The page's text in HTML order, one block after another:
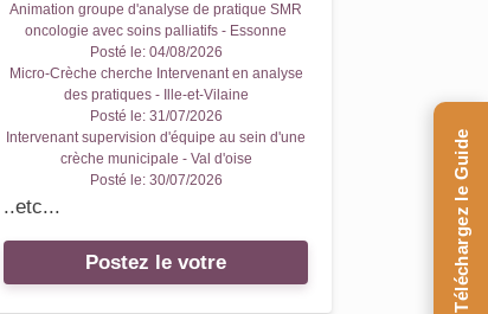
Animation groupe d'analyse de pratique SMR
oncologie avec soins palliatifs - Essonne
Posté le: 04/08/2026
Micro-Crèche cherche Intervenant en analyse
des pratiques - Ille-et-Vilaine
Posté le: 31/07/2026
Intervenant supervision d'équipe au sein d'une
crèche municipale - Val d'oise
Posté le: 30/07/2026
..etc...
Postez le votre Téléchargez le Guide